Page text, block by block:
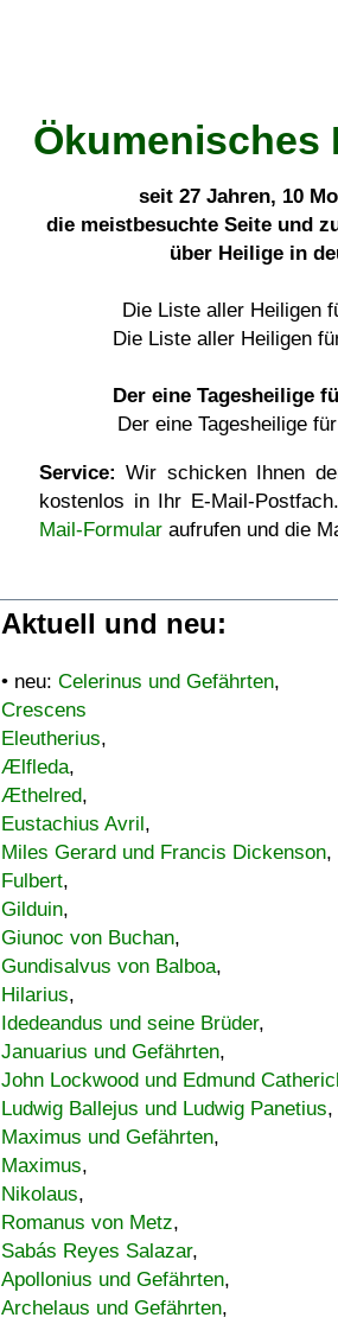
Ökumenisches
seit 27 Jahren, 10
die meistbesuchte Seite und
über Heilige in
Die Liste aller Heiligen
Die Liste aller Heiligen
Der eine Tagesheilige
Der eine Tagesheilige
Service: Wir schicken Ihnen
kostenlos in Ihr E-Mail-
Mail-Formular aufrufen und die
Aktuell und neu:
• neu: Celerinus und Gefährten,
Crescens
Eleutherius,
Ælfleda,
Æthelred,
Eustachius Avril,
Miles Gerard und Francis Dickenson,
Fulbert,
Gilduin,
Giunoc von Buchan,
Gundisalvus von Balboa,
Hilarius,
Idedeandus und seine Brüder,
Januarius und Gefährten,
John Lockwood und Edmund
Ludwig Ballejus und Ludwig Panetius,
Maximus und Gefährten,
Maximus,
Nikolaus,
Romanus von Metz,
Sabás Reyes Salazar,
Apollonius und Gefährten,
Archelaus und Gefährten,